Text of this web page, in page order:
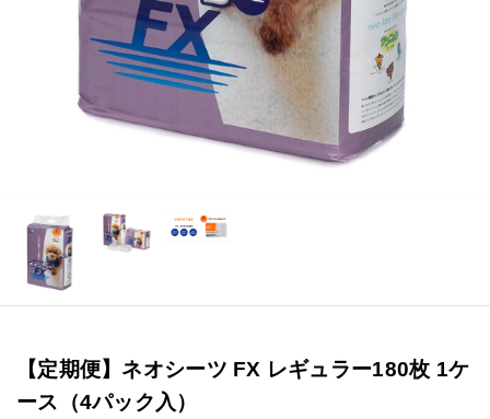
【定期便】ネオシーツ FX レギュラー180枚 1ケ
ース（4パック入）